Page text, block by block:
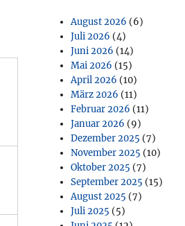
August 2026 (6)
Juli 2026 (4)
Juni 2026 (14)
Mai 2026 (15)
April 2026 (10)
März 2026 (11)
Februar 2026 (11)
Januar 2026 (9)
Dezember 2025 (7)
November 2025 (10)
Oktober 2025 (7)
September 2025 (15)
August 2025 (7)
Juli 2025 (5)